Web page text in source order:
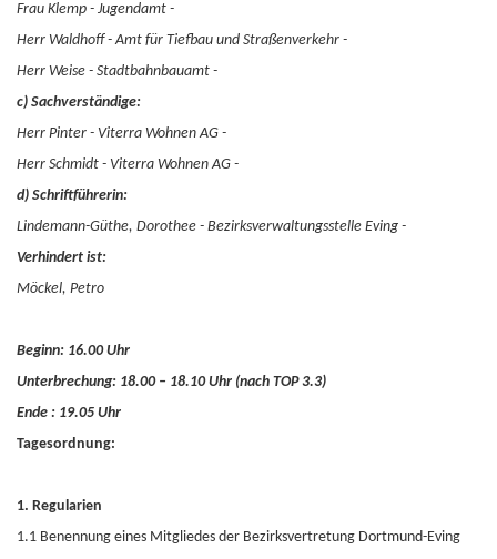
Frau Klemp - Jugendamt -
Herr Waldhoff - Amt für Tiefbau und Straßenverkehr -
Herr Weise - Stadtbahnbauamt -
c) Sachverständige:
Herr Pinter - Viterra Wohnen AG -
Herr Schmidt - Viterra Wohnen AG -
d) Schriftführerin:
Lindemann-Güthe, Dorothee - Bezirksverwaltungsstelle Eving -
Verhindert ist:
Möckel, Petro
Beginn: 16.00 Uhr
Unterbrechung: 18.00 – 18.10 Uhr (nach TOP 3.3)
Ende : 19.05 Uhr
Tagesordnung:
1. Regularien
1.1 Benennung eines Mitgliedes der Bezirksvertretung Dortmund-Eving